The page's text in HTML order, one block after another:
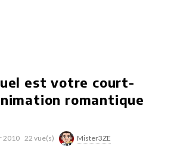
est votre court-
romantique
2010 22 vue(s) Mister3ZE